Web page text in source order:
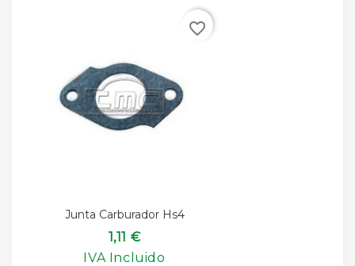
Junta Carburador Hs4
1,11 €
IVA Incluido
favorite_border